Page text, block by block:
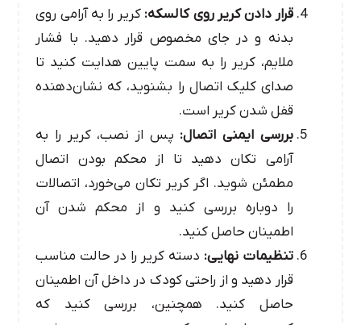
قرار دادن کریر روی کالسکه: کریر را به آرامی روی
بدنه و در جای مخصوص قرار دهید. با فشار
ملایم، کریر را به سمت پایین هدایت کنید تا
صدای کلیک اتصال را بشنوید، که نشان‌دهنده
قفل شدن کریر است.
بررسی ایمنی اتصال: پس از نصب، کریر را به
آرامی تکان دهید تا از محکم بودن اتصال
مطمئن شوید. اگر کریر تکان می‌خورد، اتصالات
را دوباره بررسی کنید و از محکم شدن آن
اطمینان حاصل کنید.
تنظیمات نهایی: دسته کریر را در حالت مناسب
قرار دهید و از راحتی کودک در داخل آن اطمینان
حاصل کنید. همچنین، بررسی کنید که